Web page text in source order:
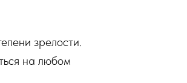
зрелости.
на любом